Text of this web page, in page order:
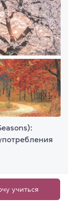
учиться